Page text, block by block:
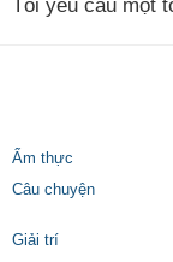
Tôi yêu cầu một
Ẩm thực
Câu chuyện
Giải trí